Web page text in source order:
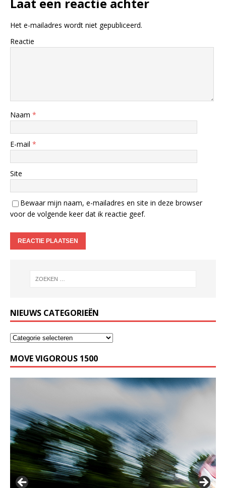
Laat een reactie achter
Het e-mailadres wordt niet gepubliceerd.
Reactie
Naam *
E-mail *
Site
Bewaar mijn naam, e-mailadres en site in deze browser
voor de volgende keer dat ik reactie geef.
NIEUWS CATEGORIEËN
MOVE VIGOROUS 1500